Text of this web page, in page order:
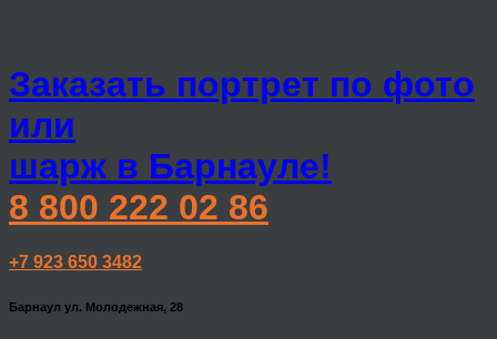
Заказать портрет по фото
или
шарж в Барнауле!
8 800 222 02 86
+7 923 650 3482
Барнаул ул. Молодежная, 28